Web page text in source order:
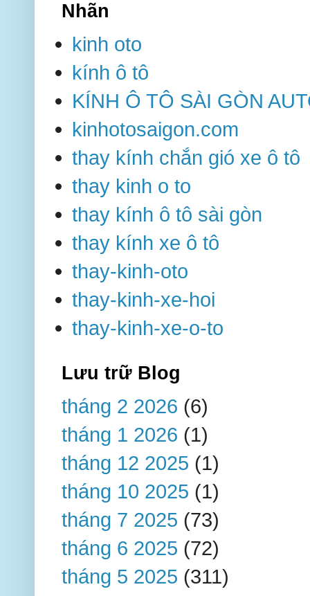
Nhãn
kinh oto
kính ô tô
KÍNH Ô TÔ SÀI GÒN
kinhotosaigon.com
thay kính chắn gió xe ô tô
thay kinh o to
thay kính ô tô sài gòn
thay kính xe ô tô
thay-kinh-oto
thay-kinh-xe-hoi
thay-kinh-xe-o-to
Lưu trữ Blog
tháng 2 2026 (6)
tháng 1 2026 (1)
tháng 12 2025 (1)
tháng 10 2025 (1)
tháng 7 2025 (73)
tháng 6 2025 (72)
tháng 5 2025 (311)